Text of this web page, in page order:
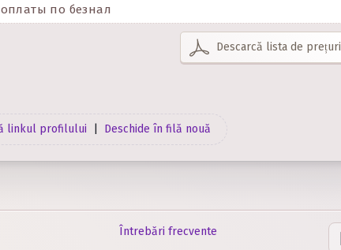
по безнал
Descarcă lista de prețuri
linkul profilului Deschide în filă nouă
Întrebări frecvente